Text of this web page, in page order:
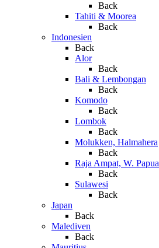
Back
Tahiti & Moorea
Back
Indonesien
Back
Alor
Back
Bali & Lembongan
Back
Komodo
Back
Lombok
Back
Molukken, Halmahera
Back
Raja Ampat, W. Papua
Back
Sulawesi
Back
Japan
Back
Malediven
Back